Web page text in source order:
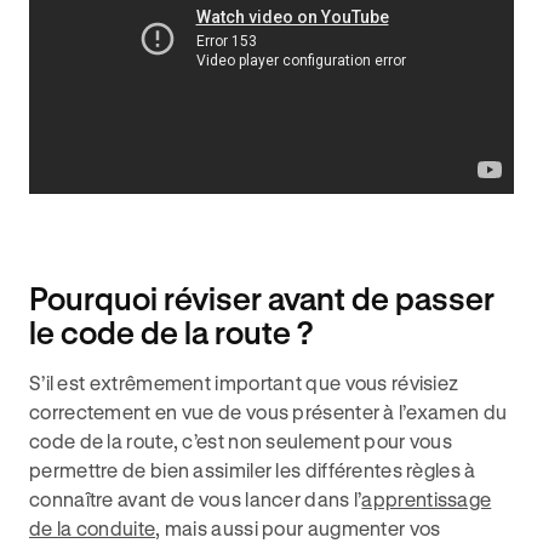
Pourquoi réviser avant de passer
le code de la route ?
S’il est extrêmement important que vous révisiez
correctement en vue de vous présenter à l’examen du
code de la route, c’est non seulement pour vous
permettre de bien assimiler les différentes règles à
connaître avant de vous lancer dans l’apprentissage
de la conduite, mais aussi pour augmenter vos